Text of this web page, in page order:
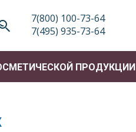
7(800) 100-73-64
7(495) 935-73-64
ПРОДУКЦИИ